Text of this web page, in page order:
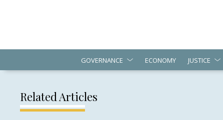
GOVERNANCE ECONOMY JUSTICE
Related Articles